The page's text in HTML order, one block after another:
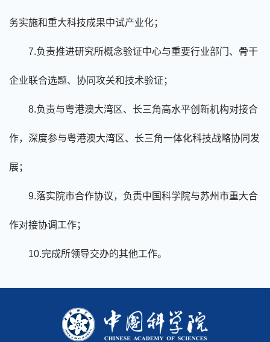
务实施和重大科技成果中试产业化；
7.负责推进研究所概念验证中心与重要行业部门、骨干
企业联合选题、 协同攻关和技术验证；
8.负责与粤港澳大湾区、长三角高水平创新机构对接合
作，深度参与粤港澳大湾区、长三角一体化科技战略协同发
展；
9.落实院市合作协议，负责中国科学院与苏州市重大合
作对接协调工作；
10.完成所领导交办的其他工作。